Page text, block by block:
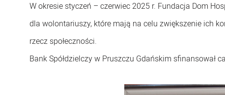
W okresie styczeń – czerwiec 2025 r. Fundacja Dom
dla wolontariuszy, które mają na celu zwiększenie ich
rzecz społeczności.
Bank Spółdzielczy w Pruszczu Gdańskim sfinansował